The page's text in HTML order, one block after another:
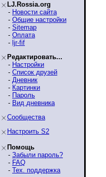
LJ.Rossia.org
- Новости сайта
- Общие настройки
- Sitemap
- Оплата
- ljr-fif
Редактировать...
- Настройки
- Список друзей
- Дневник
- Картинки
- Пароль
- Вид дневника
Сообщества
Настроить S2
Помощь
- Забыли пароль?
- FAQ
- Тех. поддержка